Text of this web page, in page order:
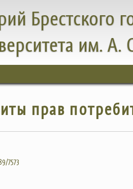
Брестского
им. А.
прав
7573